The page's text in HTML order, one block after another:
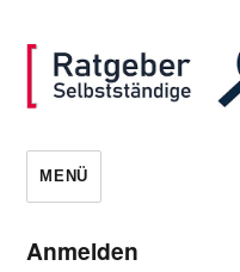
MENÜ
Anmelden